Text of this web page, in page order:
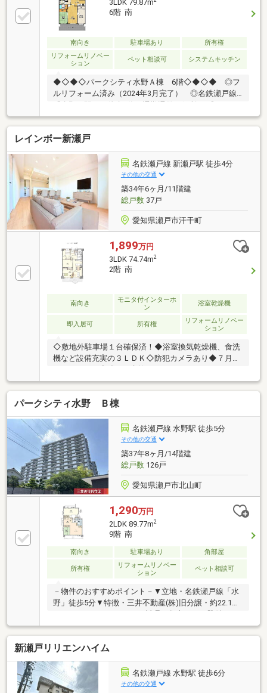
3LDK 79.87m
6階 南
南向き 駐車場あり
所有権
リフォームリノベー
ション
ペット相談可 システムキッチン
◆◇◆◇パークシティ水野Ａ棟 6階◇◆◇◆ ◎フ
ルリフォーム済み（2024年3月完了） ◎名鉄瀬戸線
「水野」駅まで徒歩4分で通勤通学に便利♪ ◎３ＬＤ
Ｋのゆったりとした間取り♪平日・休日問わずご案内
できます。ご予約を頂くとお待たせせずスムーズで
す。お問い合わせはフリーコールから！0120-998-077
まで
レインボー新瀬戸
名鉄瀬戸線 新瀬戸駅 徒歩4分
その他の交通
築34年6ヶ月/11階建
総戸数37戸
愛知県瀬戸市汗干町
1,899万円
3LDK 74.74m2
2階 南
南向き
モニタ付インターホ
ン
浴室乾燥機
即入居可 所有権
リフォームリノベー
ション
◇敷地外駐車場１台確保済！◆浴室換気乾燥機、食洗
機など設備充実の３ＬＤＫ◇防犯カメラあり◆７月フ
ルリフォーム完成！ 交換：システムキッチン、ユニ
ットバス、トイレ 建具、給湯器、分電盤 他
貼替：床、クロス その他：和室⇒洋室変更 ▼アク
セス・名鉄瀬戸線「新瀬戸」駅徒歩４分・愛知環状鉄
道「瀬戸市」駅徒歩５分２路線利用可能でアクセスス
ムーズ♪＼＼家具や家電、住宅ローンに組込めます／
／住宅ローンのご相談も承ります。空室のためいつで
もご案内いたします♪▼お電話でのお問合せはこちら
まで▼ＴＥＬ：０１２０－４１－７５４９【通話無
料】ニッカ不動産へ！
パークシティ水野 Ｂ棟
名鉄瀬戸線 水野駅 徒歩5分
その他の交通
築37年8ヶ月/14階建
総戸数126戸
愛知県瀬戸市北山町
1,290万円
2LDK 89.77m2
9階 南
南向き 駐車場あり 角部屋
所有権
リフォームリノベー
ション
ペット相談可
－物件のおすすめポイント－▼立地・名鉄瀬戸線「水
野」徒歩5分▼特徴・三井不動産(株)旧分譲・約22.1帖
チン・南・西・北の3面バルコニー、全居室が面する
設計・全居室収納有・専用使用権付駐車場1台分利用
可能(月額6000円・車種による)・ペット飼育可能(細則
有)▼2025年8月室内リフォーム済【交換】建具、水栓
器具(浴室・洗面室・キッチン等) 等【貼替】クロス(和
室・LDK・洋室・玄関廊下・洗面室等) 等■ ご希望の住
新瀬戸リリエンハイム
名鉄瀬戸線 水野駅 徒歩6分
その他の交通